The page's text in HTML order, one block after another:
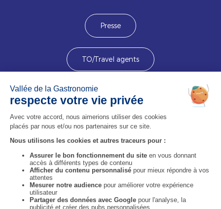
Presse
TO/Travel agents
Devenez membre
Image
ImageImageImage